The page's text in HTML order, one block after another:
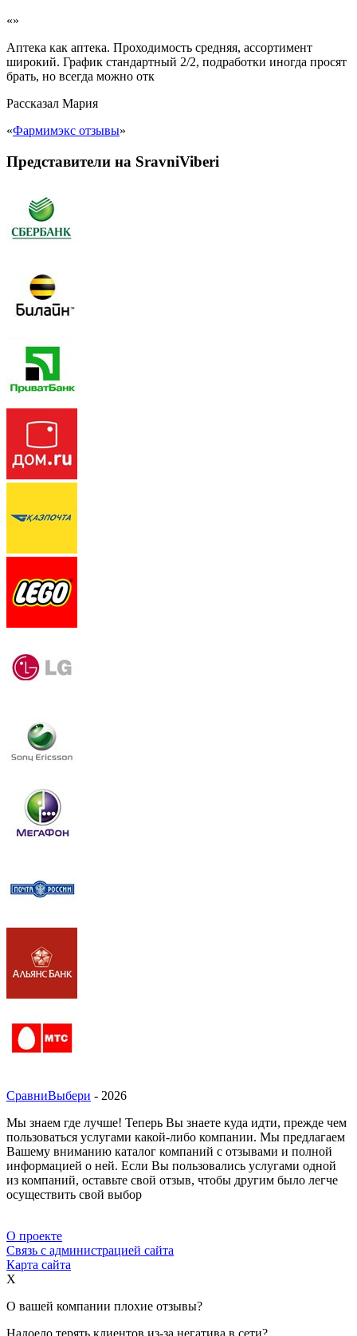
«»
Аптека как аптека. Проходимость средняя, ассортимент
широкий. График стандартный 2/2, подработки иногда просят
брать, но всегда можно отк
Рассказал Мария
«Фармимэкс отзывы»
Представители на SravniViberi
СравниВыбери - 2026
Мы знаем где лучше! Теперь Вы знаете куда идти, прежде чем
пользоваться услугами какой-либо компании. Мы предлагаем
Вашему вниманию каталог компаний с отзывами и полной
информацией о ней. Если Вы пользовались услугами одной
из компаний, оставьте свой отзыв, чтобы другим было легче
осуществить свой выбор
О проекте
Связь с администрацией сайта
Карта сайта
X
О вашей компании плохие отзывы?
Надоело терять клиентов из-за негатива в сети?